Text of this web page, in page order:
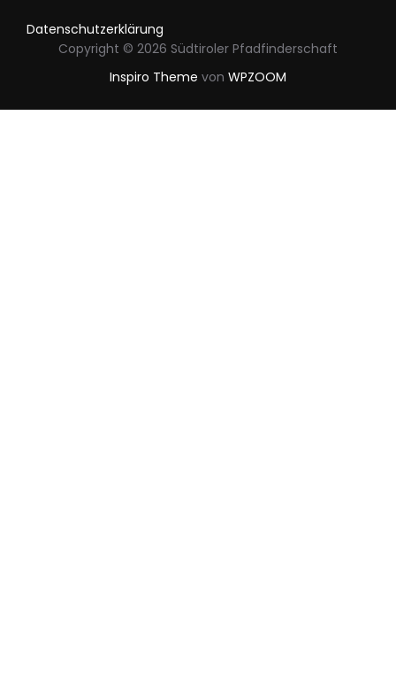
Datenschutzerklärung
Copyright © 2026 Südtiroler Pfadfinderschaft
Inspiro Theme von WPZOOM